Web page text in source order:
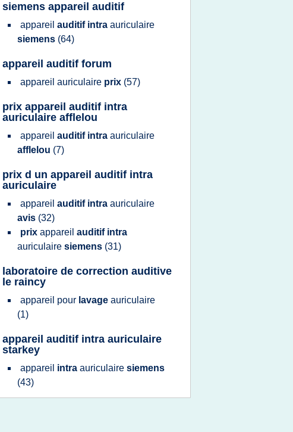
siemens appareil auditif
appareil auditif intra auriculaire
siemens (64)
appareil auditif forum
appareil auriculaire prix (57)
prix appareil auditif intra
auriculaire afflelou
appareil auditif intra auriculaire
afflelou (7)
prix d un appareil auditif intra
auriculaire
appareil auditif intra auriculaire
avis (32)
prix appareil auditif intra
auriculaire siemens (31)
laboratoire de correction auditive
le raincy
appareil pour lavage auriculaire
(1)
appareil auditif intra auriculaire
starkey
appareil intra auriculaire siemens
(43)